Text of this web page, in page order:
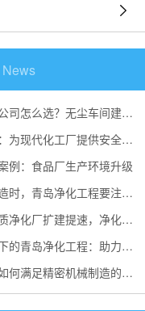
News
选？无尘车间建设核心标准解析
工厂提供安全可靠的洁净环境解决方案
例：食品厂生产环境升级
青岛净化工程要注意哪些细节
建提速，净化工程选青岛洁净净化
岛净化工程：助力可持续发展
足精密机械制造的洁净需求